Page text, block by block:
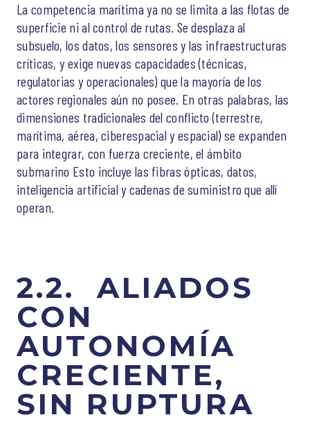
La competencia marítima ya no se limita a las flotas de
superficie ni al control de rutas. Se desplaza al
subsuelo, los datos, los sensores y las infraestructuras
críticas, y exige nuevas capacidades (técnicas,
regulatorias y operacionales) que la mayoría de los
actores regionales aún no posee. En otras palabras, las
dimensiones tradicionales del conflicto (terrestre,
marítima, aérea, ciberespacial y espacial) se expanden
para integrar, con fuerza creciente, el ámbito
submarino Esto incluye las fibras ópticas, datos,
inteligencia artificial y cadenas de suministro que allí
operan.
2.2. ALIADOS
CON
AUTONOMÍA
CRECIENTE,
SIN RUPTURA